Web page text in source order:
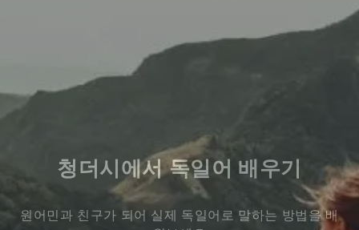
청더시에서 독일어 배우기
원어민과 친구가 되어 실제 독일어로 말하는 방법을 배